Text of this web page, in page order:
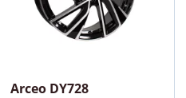
Arceo DY728